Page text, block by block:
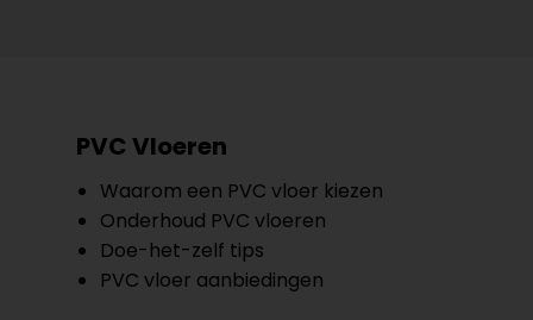
PVC Vloeren
Waarom een PVC vloer kiezen
Onderhoud PVC vloeren
Doe-het-zelf tips
PVC vloer aanbiedingen